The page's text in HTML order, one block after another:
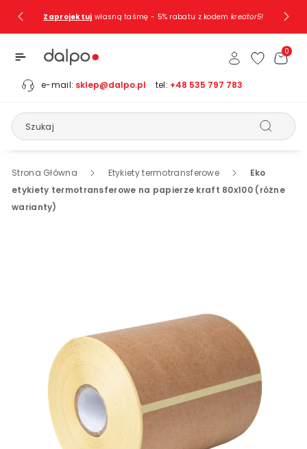
TreściZaprojektuj własną taśmę - 5% rabatu z kodem kreator5!
e-mail: sklep@dalpo.pl tel: +48 535 797 783
Szukaj
0
Strona Główna Etykiety termotransferowe
Eko
etykiety termotransferowe na papierze kraft 80x100 (różne
warianty)
Pomiń, Aby